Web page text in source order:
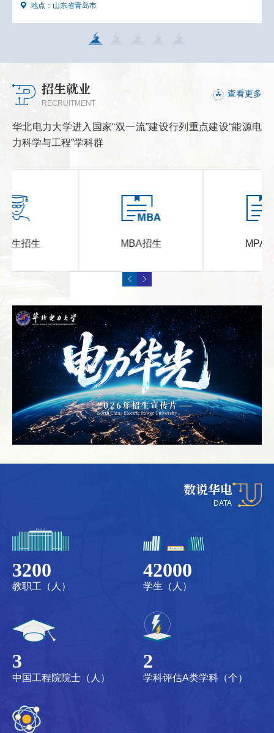
地点： 山东省青岛市
查看更多
招生就业
RECRUITMENT
华北电力大学进入国家“双一流”建设行列重点建设“能源电
力科学与工程”学科群
数说华电
DATA
3200
教职工（人）
42000
学生（人）
3
中国工程院院士（人）
2
学科评估A类学科（个）